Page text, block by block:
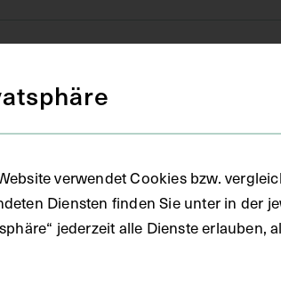
Fotopostkarte
1954
verwendet Cookies bzw.
Diensten finden Sie unter in der
jederzeit alle Dienste